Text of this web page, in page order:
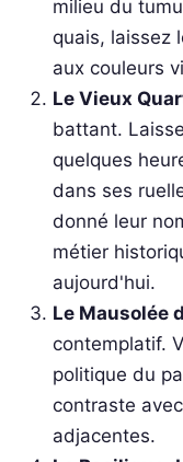
milieu du
quais, laissez
aux couleurs
Le Vieux
battant.
quelques
dans ses
donné leur
métier
aujourd'hui.
Le Mausolée
contemplatif.
politique du
contraste
adjacentes.